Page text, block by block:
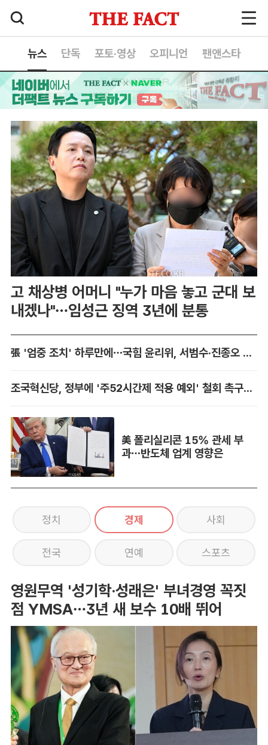
뉴스 단독 포토·영상 오피니언 팬앤스타
고 채상병 어머니 "누가 마음 놓고 군대 보
내겠나"…임성근 징역 3년에 분통
張 '엄중 조치' 하루만에…국힘 윤리위, 서범수·진종오 징계 착수
조국혁신당, 정부에 '주52시간제 적용 예외' 철회 촉구…"흥정 대상 아냐"
美 폴리실리콘 15% 관세 부
과…반도체 업계 영향은
정치 경제 사회
전국 연예 스포츠
영원무역 '성기학·성래은' 부녀경영 꼭짓
점 YMSA…3년 새 보수 10배 뛰어